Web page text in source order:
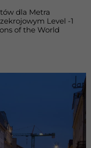
dla Metra
Level -1
of the World